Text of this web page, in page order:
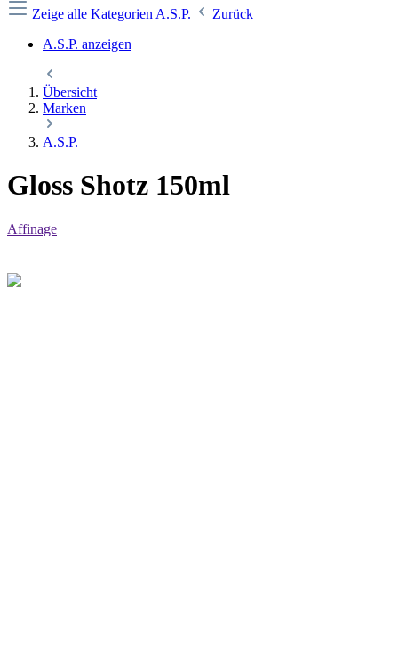
Zeige alle Kategorien A.S.P.
Zurück
A.S.P. anzeigen
Übersicht
Marken
A.S.P.
Gloss Shotz 150ml
Affinage